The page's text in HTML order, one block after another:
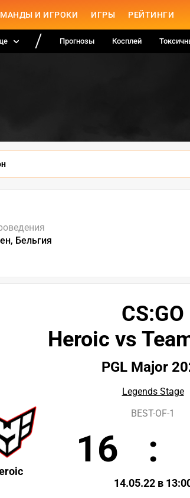
И ИГРОКИ ИГРЫ РЕЙТИНГИ
Прогнозы Косплей
Бельгия
CS:GO
Heroic vs
PGL Major
Legends Stage
BEST-OF-1
16 :
14.05.22 в